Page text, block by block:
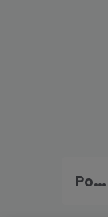
Portugal Urlaub